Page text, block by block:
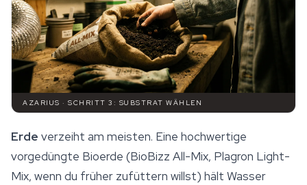
AZARIUS · SCHRITT 3: SUBSTRAT WÄHLEN
Erde verzeiht am meisten. Eine hochwertige
vorgedüngte Bioerde (BioBizz All-Mix, Plagron Light-
Mix, wenn du früher zufüttern willst) hält Wasser